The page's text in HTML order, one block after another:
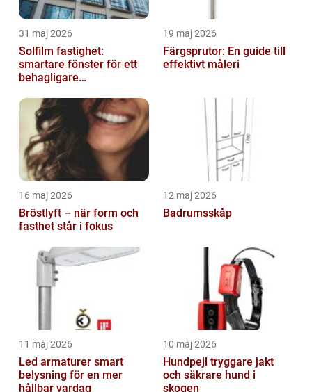
31 maj 2026
Solfilm fastighet:
smartare fönster för ett
behagligare
19 maj 2026
Färgsprutor: En guide till
effektivt måleri
16 maj 2026
Bröstlyft – när form och
fasthet står i fokus
12 maj 2026
Badrumsskåp
11 maj 2026
Led armaturer smart
belysning för en mer
hållbar vardag
10 maj 2026
Hundpejl tryggare jakt
och säkrare hund i
skogen